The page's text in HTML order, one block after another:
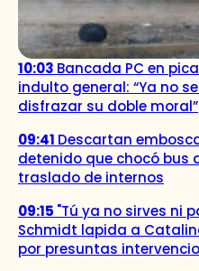
10:03 Bancada PC en
indulto general: “Ya no
disfrazar su doble moral”
09:41 Descartan
detenido que chocó bus
traslado de internos
09:15 "Tú ya no sirves ni
Schmidt lapida a
por presuntas